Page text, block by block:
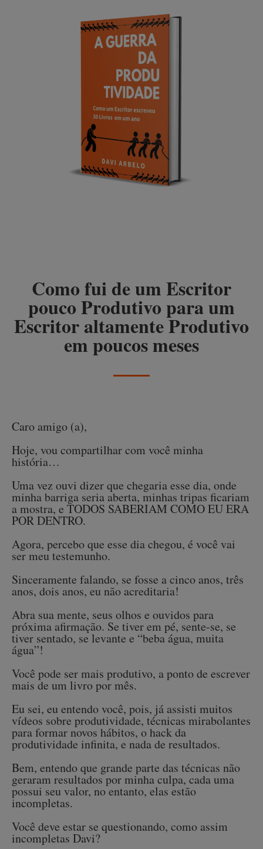
Como fui de um Escritor
pouco Produtivo para um
Escritor altamente Produtivo
em poucos meses
Caro amigo (a),
Hoje, vou compartilhar com você minha
história…
Uma vez ouvi dizer que chegaria esse dia, onde
minha barriga seria aberta, minhas tripas ficariam
a mostra, e TODOS SABERIAM COMO EU ERA
POR DENTRO.
Agora, percebo que esse dia chegou, é você vai
ser meu testemunho.
Sinceramente falando, se fosse a cinco anos, três
anos, dois anos, eu não acreditaria!
Abra sua mente, seus olhos e ouvidos para
próxima afirmação. Se tiver em pé, sente-se, se
tiver sentado, se levante e “beba água, muita
água”!
Você pode ser mais produtivo, a ponto de escrever
mais de um livro por mês.
Eu sei, eu entendo você, pois, já assisti muitos
vídeos sobre produtividade, técnicas mirabolantes
para formar novos hábitos, o hack da
produtividade infinita, e nada de resultados.
Bem, entendo que grande parte das técnicas não
geraram resultados por minha culpa, cada uma
possui seu valor, no entanto, elas estão
incompletas.
Você deve estar se questionando, como assim
incompletas Davi?